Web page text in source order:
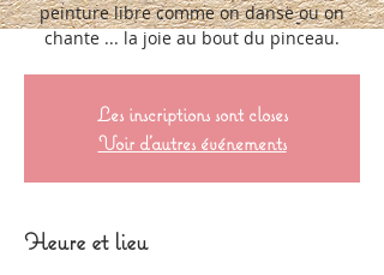
peinture libre comme on danse ou on
chante ... la joie au bout du pinceau.
Les inscriptions sont closes
Voir d'autres événements
Heure et lieu